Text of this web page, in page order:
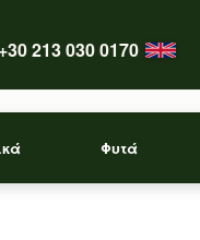
+30 213 030 0170
Φυτά